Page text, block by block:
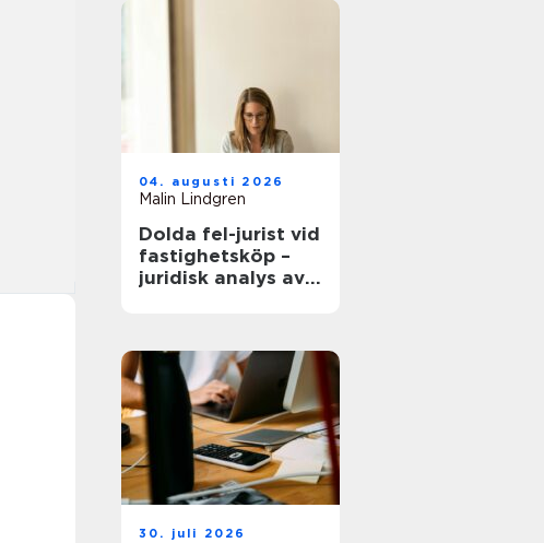
04. augusti 2026
Malin Lindgren
Dolda fel-jurist vid
fastighetsköp –
juridisk analys av
praktiken
30. juli 2026